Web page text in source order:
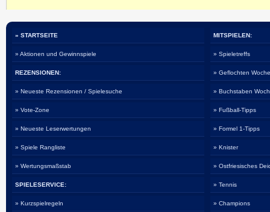
» STARTSEITE
» Aktionen und Gewinnspiele
REZENSIONEN:
» Neueste Rezensionen / Spielesuche
» Vote-Zone
» Neueste Leserwertungen
» Spiele Rangliste
» Wertungsmaßstab
SPIELESERVICE:
» Kurzspielregeln
MITSPIELEN:
» Spieletreffs
» Geflochten
» Buchstaben
» Fußball-Tipps
» Formel 1-Tipps
» Knister
» Ostfriesisches
» Tennis
» Champions